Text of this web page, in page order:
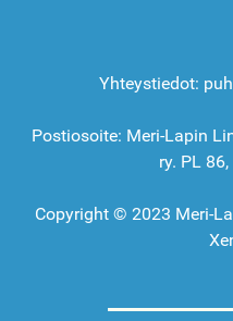
Yhteystiedot:
Postiosoite: Meri-Lapin
ry. PL
Copyright © 2023 Meri-